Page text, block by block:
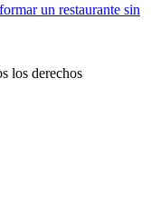
un restaurante sin
los derechos